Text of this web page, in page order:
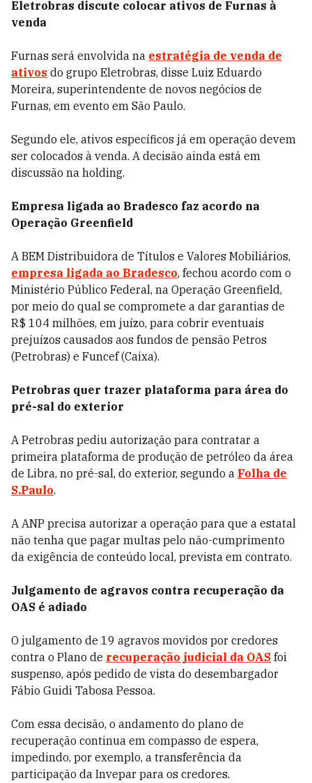
Eletrobras discute colocar ativos de Furnas à
venda
Furnas será envolvida na estratégia de venda de
ativos do grupo Eletrobras, disse Luiz Eduardo
Moreira, superintendente de novos negócios de
Furnas, em evento em São Paulo.
Segundo ele, ativos específicos já em operação devem
ser colocados à venda. A decisão ainda está em
discussão na holding.
Empresa ligada ao Bradesco faz acordo na
Operação Greenfield
A BEM Distribuidora de Títulos e Valores Mobiliários,
empresa ligada ao Bradesco, fechou acordo com o
Ministério Público Federal, na Operação Greenfield,
por meio do qual se compromete a dar garantias de
R$ 104 milhões, em juízo, para cobrir eventuais
prejuízos causados aos fundos de pensão Petros
(Petrobras) e Funcef (Caixa).
Petrobras quer trazer plataforma para área do
pré-sal do exterior
A Petrobras pediu autorização para contratar a
primeira plataforma de produção de petróleo da área
de Libra, no pré-sal, do exterior, segundo a Folha de
S.Paulo.
A ANP precisa autorizar a operação para que a estatal
não tenha que pagar multas pelo não-cumprimento
da exigência de conteúdo local, prevista em contrato.
Julgamento de agravos contra recuperação da
OAS é adiado
O julgamento de 19 agravos movidos por credores
contra o Plano de recuperação judicial da OAS foi
suspenso, após pedido de vista do desembargador
Fábio Guidi Tabosa Pessoa.
Com essa decisão, o andamento do plano de
recuperação continua em compasso de espera,
impedindo, por exemplo, a transferência da
participação da Invepar para os credores.